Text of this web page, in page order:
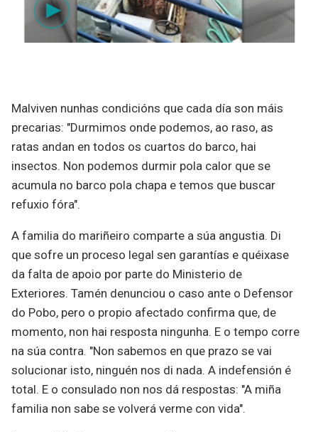
Malviven nunhas condicións que cada día son máis
precarias: "Durmimos onde podemos, ao raso, as
ratas andan en todos os cuartos do barco, hai
insectos. Non podemos durmir pola calor que se
acumula no barco pola chapa e temos que buscar
refuxio fóra".
A familia do mariñeiro comparte a súa angustia. Di
que sofre un proceso legal sen garantías e quéixase
da falta de apoio por parte do Ministerio de
Exteriores. Tamén denunciou o caso ante o Defensor
do Pobo, pero o propio afectado confirma que, de
momento, non hai resposta ningunha. E o tempo corre
na súa contra. "Non sabemos en que prazo se vai
solucionar isto, ninguén nos di nada. A indefensión é
total. E o consulado non nos dá respostas: "A miña
familia non sabe se volverá verme con vida".